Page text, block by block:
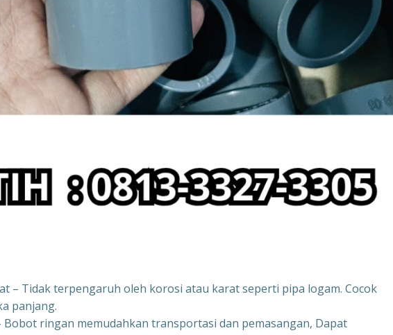
– Tidak terpengaruh oleh korosi atau karat seperti pipa logam. Cocok
panjang.
Bobot ringan memudahkan transportasi dan pemasangan, Dapat